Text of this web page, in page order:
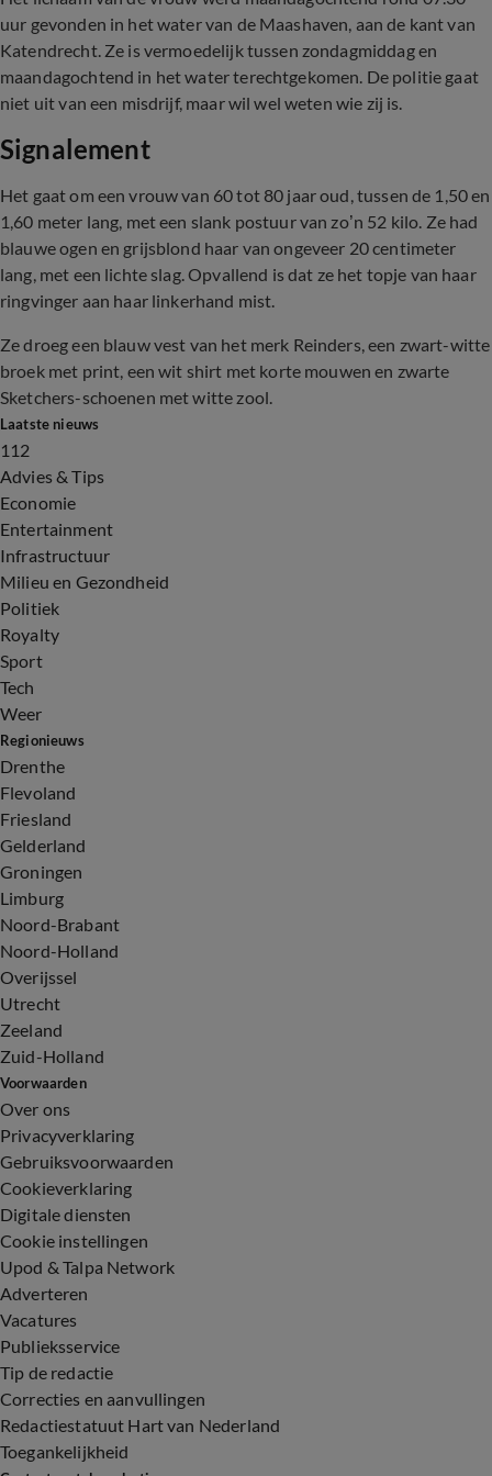
uur gevonden in het water van de Maashaven, aan de kant van
Katendrecht. Ze is vermoedelijk tussen zondagmiddag en
maandagochtend in het water terechtgekomen. De politie gaat
niet uit van een misdrijf, maar wil wel weten wie zij is.
Signalement
Het gaat om een vrouw van 60 tot 80 jaar oud, tussen de 1,50 en
1,60 meter lang, met een slank postuur van zo’n 52 kilo. Ze had
blauwe ogen en grijsblond haar van ongeveer 20 centimeter
lang, met een lichte slag. Opvallend is dat ze het topje van haar
ringvinger aan haar linkerhand mist.
Ze droeg een blauw vest van het merk Reinders, een zwart-witte
broek met print, een wit shirt met korte mouwen en zwarte
Sketchers-schoenen met witte zool.
Laatste nieuws
112
Advies & Tips
Economie
Entertainment
Infrastructuur
Milieu en Gezondheid
Politiek
Royalty
Sport
Tech
Weer
Regionieuws
Drenthe
Flevoland
Friesland
Gelderland
Groningen
Limburg
Noord-Brabant
Noord-Holland
Overijssel
Utrecht
Zeeland
Zuid-Holland
Voorwaarden
Over ons
Privacyverklaring
Gebruiksvoorwaarden
Cookieverklaring
Digitale diensten
Cookie instellingen
Upod & Talpa Network
Adverteren
Vacatures
Publieksservice
Tip de redactie
Correcties en aanvullingen
Redactiestatuut Hart van Nederland
Toegankelijkheid